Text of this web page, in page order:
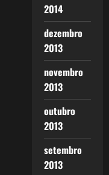
2014
dezembro
2013
novembro
2013
outubro
2013
setembro
2013